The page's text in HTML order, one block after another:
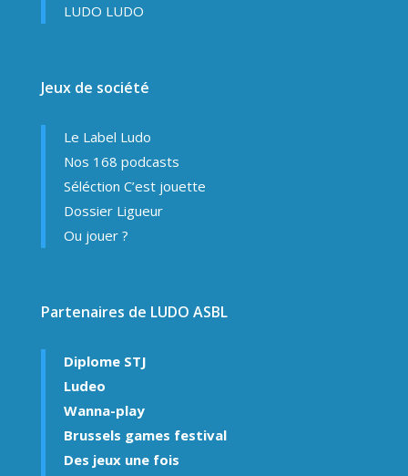
LUDO LUDO
Jeux de société
Le Label Ludo
Nos 168 podcasts
Séléction C’est jouette
Dossier Ligueur
Ou jouer ?
Partenaires de LUDO ASBL
Diplome STJ
Ludeo
Wanna-play
Brussels games festival
Des jeux une fois